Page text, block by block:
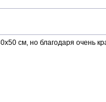
см, но благодаря очень